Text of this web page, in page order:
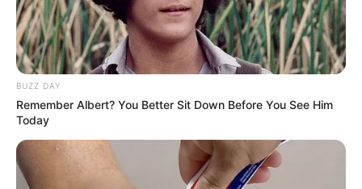
21:12 / 06 Avqust 2026
BUZZ DAY
Remember Albert? You Better Sit Down Before You See Him
Today